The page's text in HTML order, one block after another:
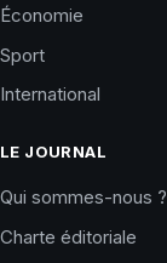
Économie
Sport
International
LE JOURNAL
Qui sommes-nous ?
Charte éditoriale